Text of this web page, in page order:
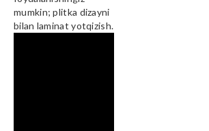
mumkin; plitka dizayni
bilan laminat yotqizish.